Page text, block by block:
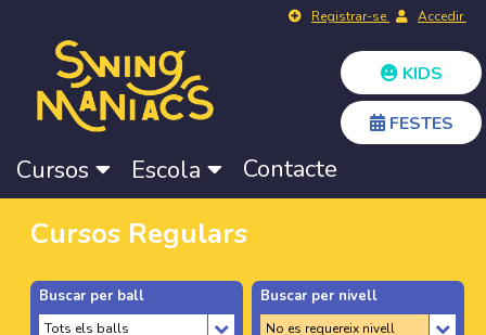
Registrar-se Accedir
KIDS
FESTES
Cursos Escola Contacte
Cursos Regulars
Buscar per ball Buscar per nivell